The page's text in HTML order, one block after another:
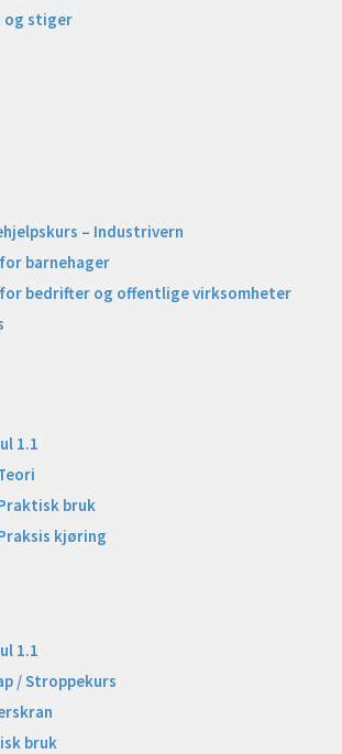
og stiger
– Industrivern
barnehager
bedrifter og offentlige virksomheter
1.1
bruk
kjøring
1.1
/ Stroppekurs
bruk